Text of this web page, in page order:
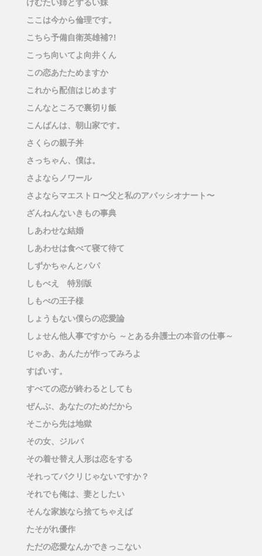
けむたい姉とずるい妹
ここは今から倫理です。
こちら予備自衛英雄補?!
こっち向いてよ向井くん
この恋あたためますか
これから配信はじめます
こんなところで裏切り飯
こんばんは、朝山家です。
さくらの親子丼
さっちゃん、僕は。
さよならノワール
さよならマエストロ〜父と私のアパッシオナート〜
ざんねんないきもの事典
しあわせな結婚
しあわせは食べて寝て待て
しずかちゃんとパパ
しもべえ 特別版
しもべの王子様
しょうもない僕らの恋愛論
しょせん他人事ですから ～とある弁護士の本音の仕事～
じゃあ、あんたが作ってみろよ
すぱいす。
すべての恋が終わるとしても
ぜんぶ、あなたのためだから
そこから先は地獄
その女、ジルバ
その着せ替え人形は恋をする
それってパクリじゃないですか？
それでも俺は、妻としたい
そんな家族なら捨てちゃえば
たそがれ優作
ただの恋愛なんかできっこない